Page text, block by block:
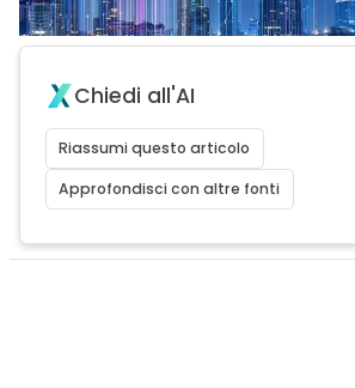
Chiedi all'AI
Riassumi questo articolo
Approfondisci con altre fonti